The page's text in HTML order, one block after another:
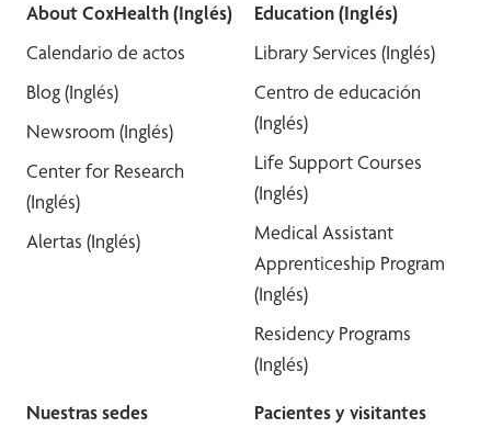
About CoxHealth (Inglés)
Calendario de actos
Blog (Inglés)
Newsroom (Inglés)
Center for Research
(Inglés)
Alertas (Inglés)
Education (Inglés)
Library Services (Inglés)
Centro de educación
(Inglés)
Life Support Courses
(Inglés)
Medical Assistant
Apprenticeship Program
(Inglés)
Residency Programs
(Inglés)
Nuestras sedes
Pacientes y visitantes